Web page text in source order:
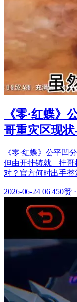
《零·红蝶》
哥重灾区现
《零·红蝶》公平凹
但由开挂铸就。挂
对？官方何时出手整
2026-06-24 06:450赞 ·